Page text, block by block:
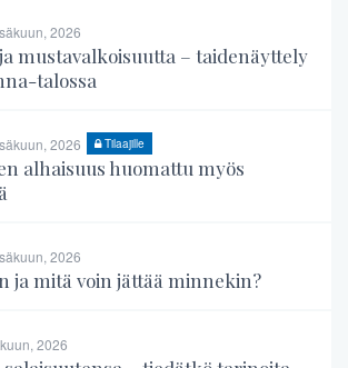
2026
mustavalkoisuutta – taidenäyttely
talossa
2026 Tilaajille
alhaisuus huomattu myös
2026
ja mitä voin jättää minnekin?
2026